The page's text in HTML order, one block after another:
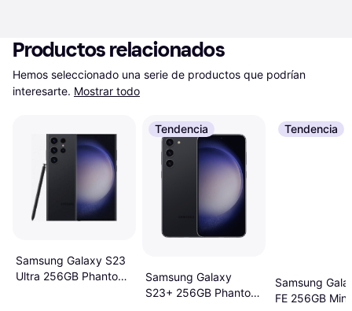
Productos relacionados
Hemos seleccionado una serie de productos que podrían
interesarte. Mostrar todo
Samsung Galaxy S23
Ultra 256GB Phantom
Tendencia
Samsung Galaxy
S23+ 256GB Phantom
Tendencia
Samsung
FE 256GB Mint